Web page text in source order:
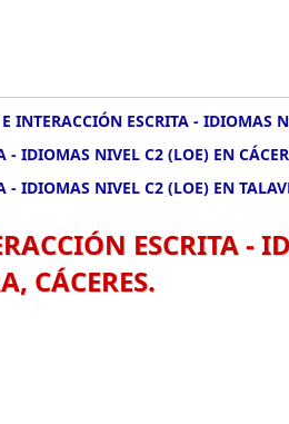
INTERACCIÓN ESCRITA - IDIOMAS
- IDIOMAS NIVEL C2 (LOE) EN
- IDIOMAS NIVEL C2 (LOE) EN
ESCRITA -
CÁCERES.